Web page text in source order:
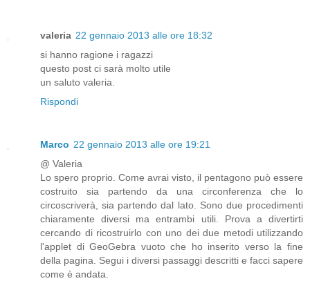
valeria 22 gennaio 2013 alle ore 18:32
si hanno ragione i ragazzi
questo post ci sarà molto utile
un saluto valeria.
Rispondi
Marco 22 gennaio 2013 alle ore 19:21
@ Valeria
Lo spero proprio. Come avrai visto, il pentagono può essere
costruito sia partendo da una circonferenza che lo
circoscriverà, sia partendo dal lato. Sono due procedimenti
chiaramente diversi ma entrambi utili. Prova a divertirti
cercando di ricostruirlo con uno dei due metodi utilizzando
l'applet di GeoGebra vuoto che ho inserito verso la fine
della pagina. Segui i diversi passaggi descritti e facci sapere
come è andata.